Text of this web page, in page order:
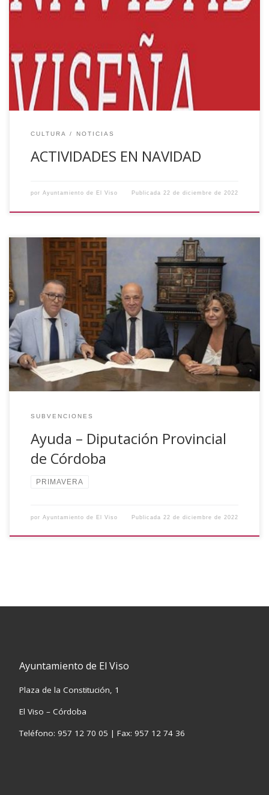
Esta Navidad tendremos algunas actividades en nuestro
municipio, os la dejamos a continuación: TREN TURÍSTICO
horas a 14:00 horas. La salida saldrá desde el Recinto
Ferial. FIN DE AÑO INFANTIL El día 31 de diciembre
despediremos el año […]
CULTURA NOTICIAS
ACTIVIDADES EN NAVIDAD
por Ayuntamiento de El Viso Publicada22 de diciembre de 2022
Con motivo de la celebración del Autosacramental de los
Reyes Magos, el Ayuntamiento Viso y la Excma Diputación
de Córdoba, a través de la Delegación de Cultura, han
firmado un convenio de colaboración que permitirá la
puesta en escena de la antes citada obra.
SUBVENCIONES
Ayuda – Diputación Provincial
de Córdoba
PRIMAVERA
por Ayuntamiento de El Viso Publicada 22 de diciembre de 2022
Ayuntamiento de El Viso
Plaza de la Constitución, 1
El Viso – Córdoba
Teléfono: 957 12 70 05 | Fax: 957 12 74 36